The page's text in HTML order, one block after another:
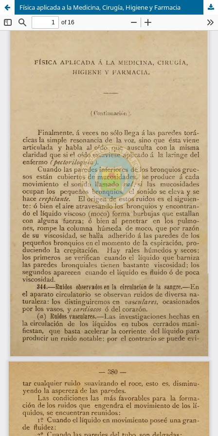
Física aplicada a la Medicina, Cirugía, Higiene y Farmacia